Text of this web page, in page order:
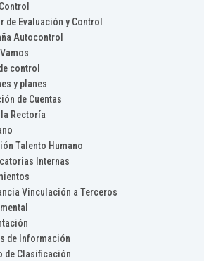
de Evaluación y Control
Autocontrol
control
y planes
de Cuentas
la Rectoría
Talento Humano
Internas
Vinculación a Terceros
de Información
de Clasificación